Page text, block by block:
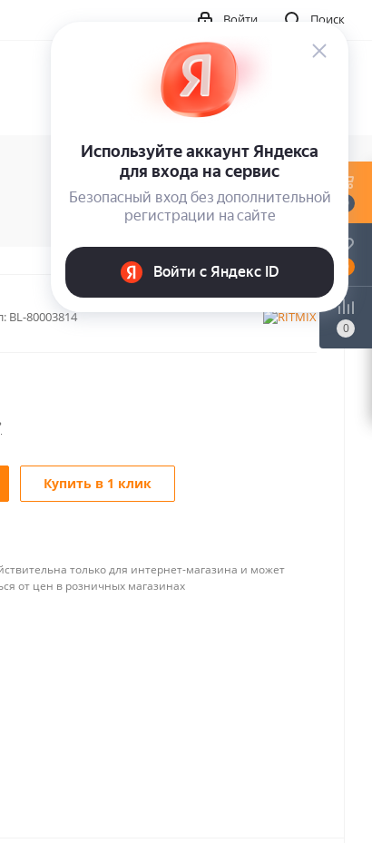
Поиск
Войти
BL-80003814
Купить в 1 клик
только для интернет-магазина и может
от цен в розничных магазинах
0
0
0